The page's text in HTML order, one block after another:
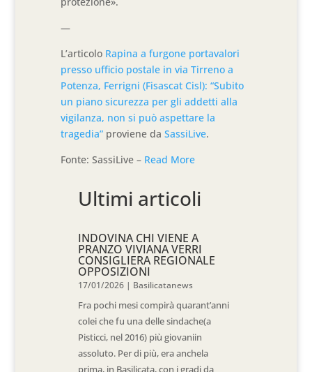
—
L’articolo Rapina a furgone portavalori
presso ufficio postale in via Tirreno a
Potenza, Ferrigni (Fisascat Cisl): “Subito
un piano sicurezza per gli addetti alla
vigilanza, non si può aspettare la
tragedia” proviene daSassiLive.
Fonte: SassiLive – Read More
Ultimi articoli
INDOVINA CHI VIENE A
PRANZO VIVIANA VERRI
CONSIGLIERA REGIONALE
OPPOSIZIONI
17/01/2026 | Basilicatanews
Fra pochi mesi compirà quarant’anni
colei che fu una delle sindache(a
Pisticci, nel 2016) più giovaniin
assoluto. Per di più, era anchela
prima, in Basilicata, con i gradi da